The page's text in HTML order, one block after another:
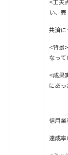
<工夫
い、
共済に
<背景
なって
<成果
にあっ
信用
達成率